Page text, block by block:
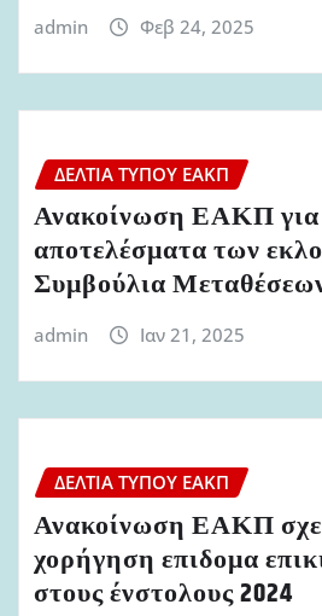
admin Φεβ 24, 2025
ΔΕΛΤΊΑ ΤΎΠΟΥ ΕΑΚΠ
Ανακοίνωση ΕΑΚΠ
αποτελέσματα των
Συμβούλια Μεταθέσεων
admin Ιαν 21, 2025
ΔΕΛΤΊΑ ΤΎΠΟΥ ΕΑΚΠ
Ανακοίνωση ΕΑΚΠ
χορήγηση επιδομα
στους ένστολους 2024